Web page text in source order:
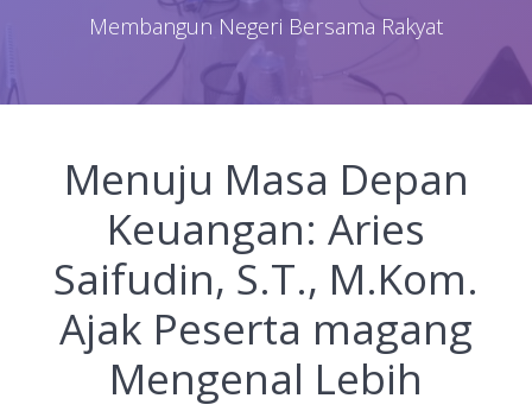
Membangun Negeri Bersama Rakyat
Menuju Masa Depan
Keuangan: Aries
Saifudin, S.T., M.Kom.
Ajak Peserta magang
Mengenal Lebih